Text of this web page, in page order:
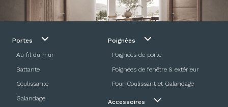
Portes
Au fil du mur
Battante
Coulissante
Galandage
Poignées
Poignées de porte
Poignées de fenêtre & extérieur
Pour Coulissant et Galandage
Accessoires